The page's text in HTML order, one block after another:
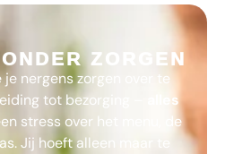
ZORGEN
je nergens zorgen over te
tot bezorging –
alles
stress over het menu, de
Jij hoeft alleen maar te